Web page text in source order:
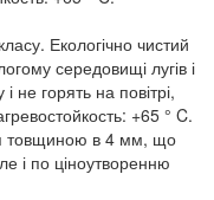
Екологічно чистий
середовищі лугів і
не горять на повітрі,
+65 ° C.
товщиною в 4 мм, що
і по ціноутворенню